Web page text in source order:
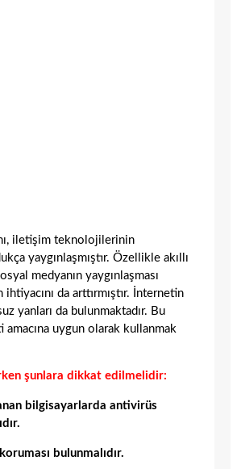
iletişim teknolojilerinin
yaygınlaşmıştır. Özellikle akıllı
medyanın yaygınlaşması
da arttırmıştır. İnternetin
yanları da bulunmaktadır. Bu
amacına uygun olarak kullanmak
şunlara dikkat edilmelidir:
bilgisayarlarda antivirüs
bulunmalıdır.